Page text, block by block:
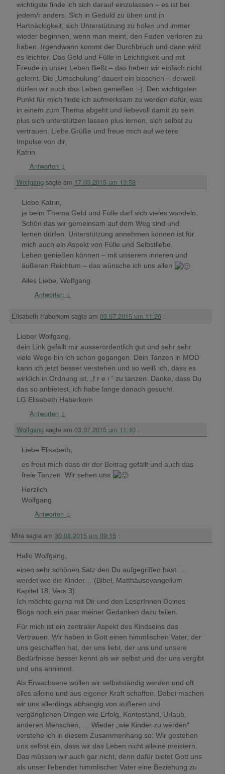
wichtigste finde ich sich darauf einzulassen – es ist bei
jedem/r anders. Sich in Geduld zu üben und in
Hartnäckigkeit, sich Unterstützung zu holen und immer
wieder beginnen, wenn man meint, den Faden verloren zu
haben. Irgendwann kommt der Durchbruch und dann wird
es leichter. Das Geld und Fülle in Leichtigkeit und mit
Freude in unser Leben fließt – das haben wir einfach nicht
gelernt. Die „Umschulung“ dauert ein bisschen – derweil
dürfen wir auch das Leben genießen :-). Den wichtigsten
Punkt für mich finde ich aufmerksam zu werden dafür, was
in einem zum Thema abgeht und liebevoll damit zu sein
plus sich unterstützen lassen plus lernen, sich selbst zu
vertrauen. Liebe Grüße und freue mich auf weitere
Impulse von dir,
Katrin
Antworten ↓
Wolfgang sagte am 17.03.2015 um 13:58 :
Liebe Katrin,
ja beim Thema Geld und Fülle darf sich vieles wandeln.
Schön das wir gemeinsam auf dem Weg sind und
lernen dürfen. Unterstützung annehmen können ist für
mich auch ein Aspekt von Fülle und Selbstliebe.
Leben genießen können – mit unserem inneren und
äußeren Reichtum – das wünsche ich uns allen
Alles Liebe, Wolfgang
Antworten ↓
Elisabeth Haberkorn sagte am 03.07.2015 um 11:26 :
Lieber Wolfgang,
dein Link gefällt mir ausserordentlich gut und sehr sehr
viele Wege bin ich schon gegangen. Dein Tanzen in MOD
kann ich jetzt besser verstehen und so weiß ich, dass es
wirklich in Ordnung ist, „f r e i “ zu tanzen. Danke, dass Du
das so anbietest, ich habe lange danach gesucht.
LG Elisabeth Haberkorn
Antworten ↓
Wolfgang sagte am 03.07.2015 um 11:40 :
Liebe Elisabeth,
es freut mich dass dir der Beitrag gefällt und auch das
freie Tanzen. Wir sehen uns
Herzlich
Wolfgang
Antworten ↓
Mira sagte am 30.08.2015 um 09:15 :
Hallo Wolfgang,
einen sehr schönen Satz den Du aufgegriffen hast: …
werdet wie die Kinder… (Bibel, Matthäusevangelium
Kapitel 18, Vers 3).
Ich möchte gerne mit Dir und den LeserInnen Deines
Blogs noch ein paar meiner Gedanken dazu teilen.
Für mich ist ein zentraler Aspekt des Kindseins das
Vertrauen. Wir haben in Gott einen himmlischen Vater, der
uns geschaffen hat, der uns liebt, der uns und unsere
Bedürfnisse besser kennt als wir selbst und der uns vergibt
und uns annimmt.
Als Erwachsene wollen wir selbstständig werden und oft
alles alleine und aus eigener Kraft schaffen. Dabei machen
wir uns allerdings abhängig von äußeren und
vergänglichen Dingen wie Erfolg, Kontostand, Urlaub,
anderen Menschen, … Wieder „wie Kinder zu werden“
verstehe ich in diesem Zusammenhang so: Wir gestehen
uns selbst ein, dass wir das Leben nicht alleine meistern.
Das müssen wir auch gar nicht, denn dafür bietet Gott uns
als unser liebender himmlischer Vater eine Beziehung zu